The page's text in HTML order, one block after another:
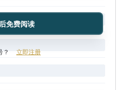
免费阅读
？ 立即注册